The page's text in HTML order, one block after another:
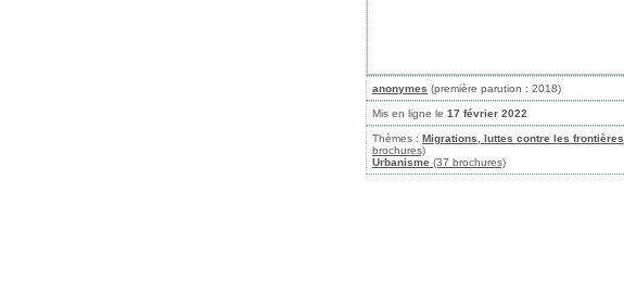
anonymes (première parution : 2018)
Mis en ligne le 17 février 2022
Thèmes : Migrations, luttes contre les frontières
brochures)
Urbanisme (37 brochures)